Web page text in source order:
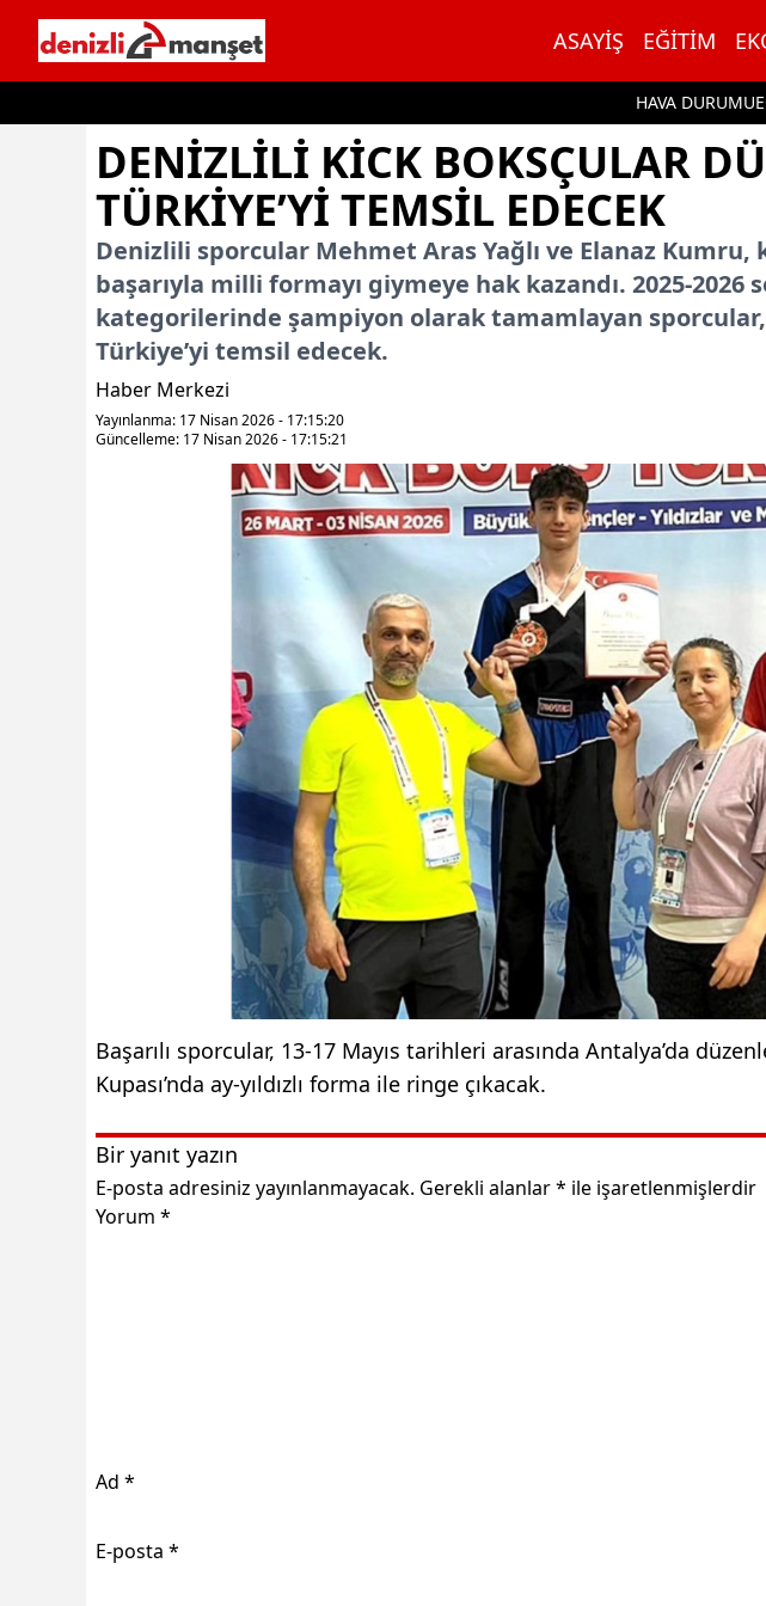
ASAYIŞ EĞITIM
HAVA DURUMU
İçeriğe geç
DENIZLILI KICK BOKSÇULAR
TÜRKIYE’YI TEMSIL EDECEK
Denizlili sporcular Mehmet Aras Yağlı ve Elanaz
başarıyla milli formayı giymeye hak kazandı. 2025-2026
kategorilerinde şampiyon olarak tamamlayan
Türkiye’yi temsil edecek.
Haber Merkezi
Yayınlanma: 17 Nisan 2026 - 17:15:20
Güncelleme: 17 Nisan 2026 - 17:15:21
Başarılı sporcular, 13-17 Mayıs tarihleri arasında Antalya’da
Kupası’nda ay-yıldızlı forma ile ringe çıkacak.
Bir yanıt yazın
E-posta adresiniz yayınlanmayacak. Gerekli alanlar* ile işaretlenmişlerdir
Yorum *
Ad *
E-posta *